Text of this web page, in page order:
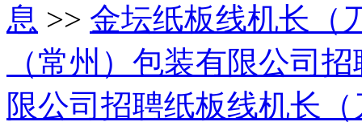
息 >> 金坛纸板线机长（
（常州）包装有限公司
限公司招聘纸板线机长